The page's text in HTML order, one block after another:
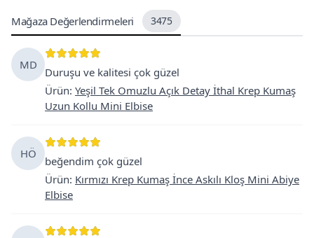
Mağaza Değerlendirmeleri 3475
MD
Duruşu ve kalitesi çok güzel
Ürün: Yeşil Tek Omuzlu Açık Detay İthal Krep Kumaş
Uzun Kollu Mini Elbise
HÖ
beğendim çok güzel
Ürün: Kırmızı Krep Kumaş İnce Askılı Kloş Mini Abiye
Elbise